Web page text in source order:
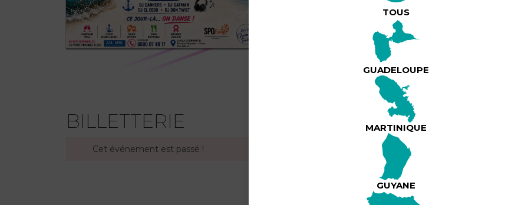
Pensé comme un véritable moment de partage et
AN BA DLO est un rendez-vous unique dédié aux
Traditour, à leurs familles et à leurs proches.
Dans un cadre extérieur, sécurisé et chaleureux,
vous invite à vous retrouver autrement : autour
d’une ambiance musicale festive et d’espaces
Entre détente, musique, jeux et échanges, AN BA
moment hors du temps, où chacun peut se
l’essentiel : le plaisir d’être ensemble.
BILLETTERIE
Cet événement est passé !
TOUS
GUADELOUPE
MARTINIQUE
GUYANE